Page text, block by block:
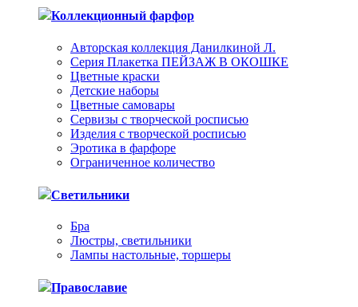
Коллекционный фарфор
Авторская коллекция Данилкиной Л.
Серия Плакетка ПЕЙЗАЖ В ОКОШКЕ
Цветные краски
Детские наборы
Цветные самовары
Сервизы с творческой росписью
Изделия с творческой росписью
Эротика в фарфоре
Ограниченное количество
Светильники
Бра
Люстры, светильники
Лампы настольные, торшеры
Православие